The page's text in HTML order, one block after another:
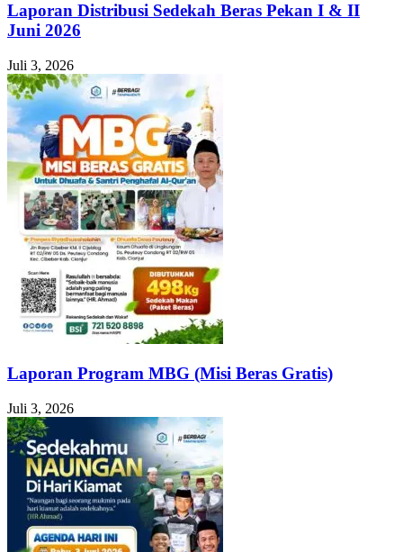
Laporan Distribusi Sedekah Beras Pekan I & II
Juni 2026
Juli 3, 2026
Laporan Program MBG (Misi Beras Gratis)
Juli 3, 2026